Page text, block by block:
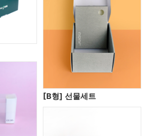
[B형] 선물세트